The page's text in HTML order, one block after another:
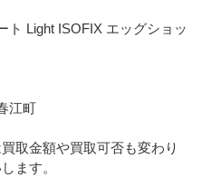
ISOFIX エッグショッ
江町
取金額や買取可否も変わり
ます。